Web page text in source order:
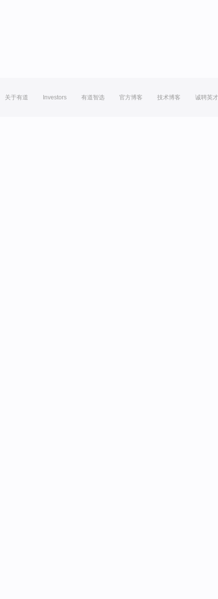
关于有道 Investors 有道智选 官方博客 技术博客 诚聘英才